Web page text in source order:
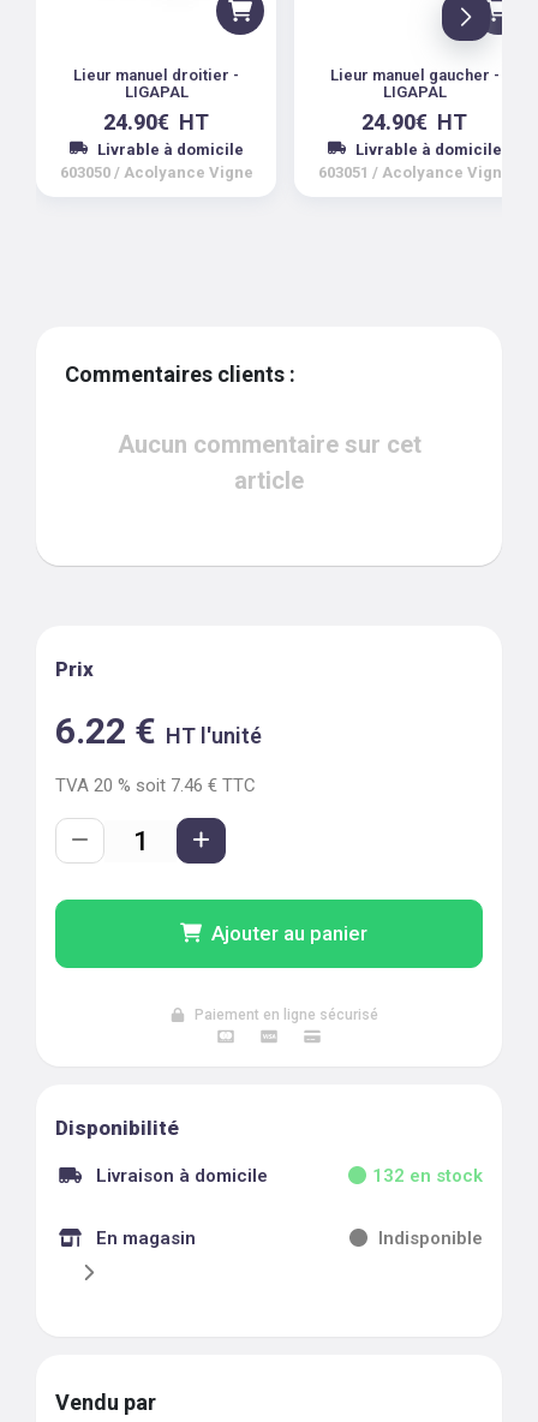
Lieur manuel droitier -
LIGAPAL
24.90€ HT
Livrable à domicile
603050 / Acolyance Vigne
Lieur manuel gaucher -
LIGAPAL
24.90€ HT
Livrable à domicile
603051 / Acolyance Vigne
Commentaires clients :
Aucun commentaire sur cet
article
Prix
6.22 € HT l'unité
TVA 20 % soit 7.46 € TTC
Ajouter au panier
Paiement en ligne sécurisé
Disponibilité
Livraison à domicile 132 en stock
En magasin Indisponible
Vendu par